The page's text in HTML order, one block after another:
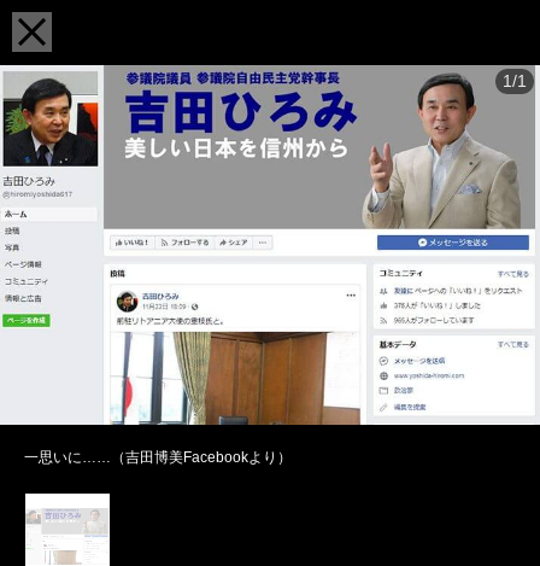
1/1
一思いに……（吉田博美Facebookより）